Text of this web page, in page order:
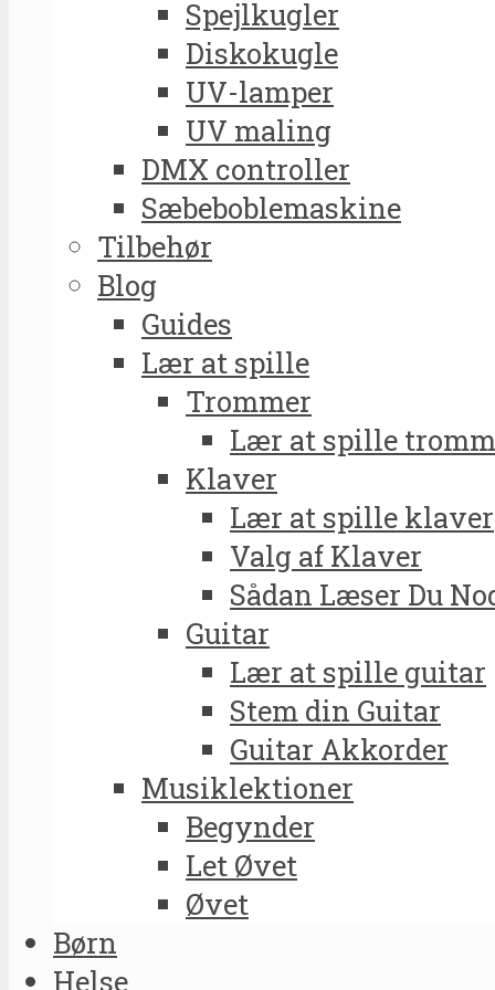
Spejlkugler
Diskokugle
UV-lamper
UV maling
DMX controller
Sæbeboblemaskine
Tilbehør
Blog
Guides
Lær at spille
Trommer
Lær at spille
Klaver
Lær at spille klaver
Valg af Klaver
Sådan Læser Du
Guitar
Lær at spille guitar
Stem din Guitar
Guitar Akkorder
Musiklektioner
Begynder
Let Øvet
Øvet
Børn
Helse